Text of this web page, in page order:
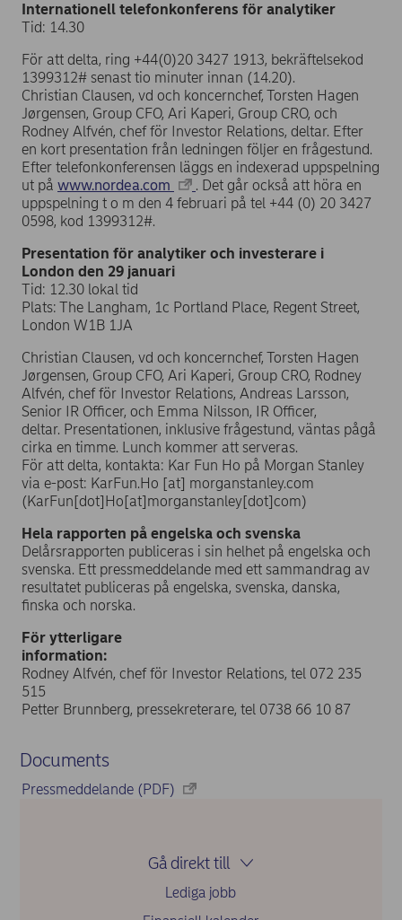
Internationell telefonkonferens för analytiker
Tid: 14.30
För att delta, ring +44(0)20 3427 1913, bekräftelsekod
1399312# senast tio minuter innan (14.20).
Christian Clausen, vd och koncernchef, Torsten Hagen
Jørgensen, Group CFO, Ari Kaperi, Group CRO, och
Rodney Alfvén, chef för Investor Relations, deltar. Efter
en kort presentation från ledningen följer en frågestund.
Efter telefonkonferensen läggs en indexerad uppspelning
ut på www.nordea.com
. Det går också att höra en
uppspelning t o m den 4 februari på tel +44 (0) 20 3427
0598, kod 1399312#.
Presentation för analytiker och investerare i
London den 29 januari
Tid: 12.30 lokal tid
Plats: The Langham, 1c Portland Place, Regent Street,
London W1B 1JA
Christian Clausen, vd och koncernchef, Torsten Hagen
Jørgensen, Group CFO, Ari Kaperi, Group CRO, Rodney
Alfvén, chef för Investor Relations, Andreas Larsson,
Senior IR Officer, och Emma Nilsson, IR Officer,
deltar. Presentationen, inklusive frågestund, väntas pågå
cirka en timme. Lunch kommer att serveras.
För att delta, kontakta: Kar Fun Ho på Morgan Stanley
via e-post: KarFun.Ho [at] morganstanley.com
(KarFun[dot]Ho[at]morganstanley[dot]com)
Hela rapporten på engelska och svenska
Delårsrapporten publiceras i sin helhet på engelska och
svenska. Ett pressmeddelande med ett sammandrag av
resultatet publiceras på engelska, svenska, danska,
finska och norska.
För ytterligare
information:
Rodney Alfvén, chef för Investor Relations, tel 072 235
515
Petter Brunnberg, pressekreterare, tel 0738 66 10 87
Documents
Pressmeddelande (PDF)
Gå direkt till
Lediga jobb